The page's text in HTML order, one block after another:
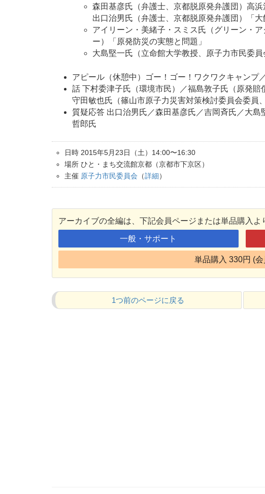
森田基彦氏（弁護士、京都脱原発弁護団）高
出口治男氏（弁護士、京都脱原発弁護団）「
アイリーン・美緒子・スミス氏（グリーン・
ー）「原発防災の実態と問題」
大島堅一氏（立命館大学教授、原子力市民委
アピール（休憩中）ゴー！ゴー！ワクワクキャンプ
話 下村委津子氏（環境市民）／福島敦子氏（原発
守田敏也氏（篠山市原子力災害対策検討委員会委員
質疑応答 出口治男氏／森田基彦氏／吉岡斉氏／大
哲郎氏
日時 2015年5月23日（土）14:00〜16:30
場所 ひと・まち交流館京都（京都市下京区）
主催 原子力市民委員会 （詳細）
アーカイブの全編は、下記会員ページまたは単品購入よ
一般・サポート
単品購入 330円 (
1つ前のページに戻る